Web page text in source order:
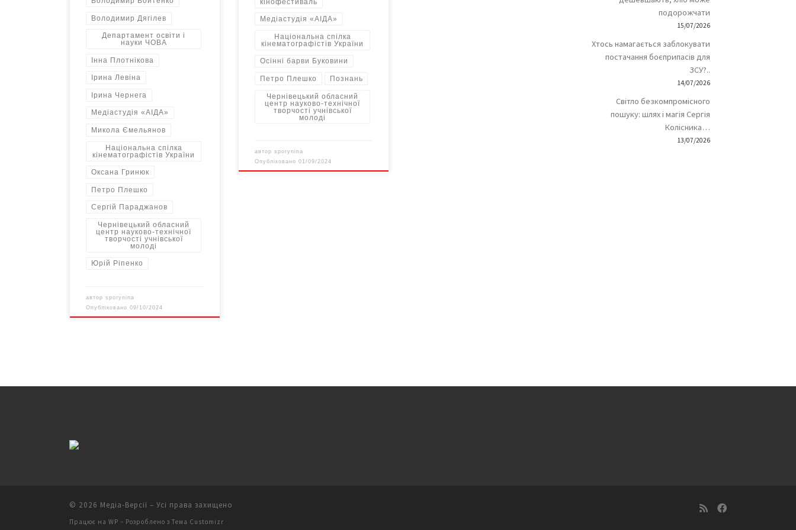
Володимир Дягілев
Департамент освіти і
науки ЧОВА
Інна Плотнікова
Ірина Левіна
Ірина Чернега
Медіастудія «AIДА»
Микола Ємельянов
Національна спілка
кінематографістів України
Оксана Гринюк
Петро Плешко
Сергій Параджанов
Чернівецький обласний
центр науково-технічної
творчості учнівської
молоді
Юрій Ріпенко
авторsporynina
Опубліковано09/10/2024
Медіастудія «AIДА»
Національна спілка
кінематографістів України
Осінні барви Буковини
Петро Плешко Познань
Чернівецький обласний
центр науково-технічної
творчості учнівської
молоді
авторsporynina
Опубліковано01/09/2024
подорожчати
15/07/2026
Хтось намагається заблокувати
постачання боєприпасів для
ЗСУ?..
14/07/2026
Світло безкомпромісного
пошуку: шлях і магія Сергія
Колісника…
13/07/2026
© 2026 Медіа-Версії – Усі права захищено
Працює на WP – Розроблено з Тема Customizr